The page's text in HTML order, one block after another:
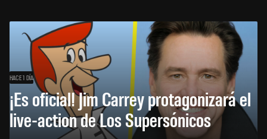
HACE 1 DÍA
¡Es oficial! Jim Carrey protagonizará el
live-action de Los Supersónicos